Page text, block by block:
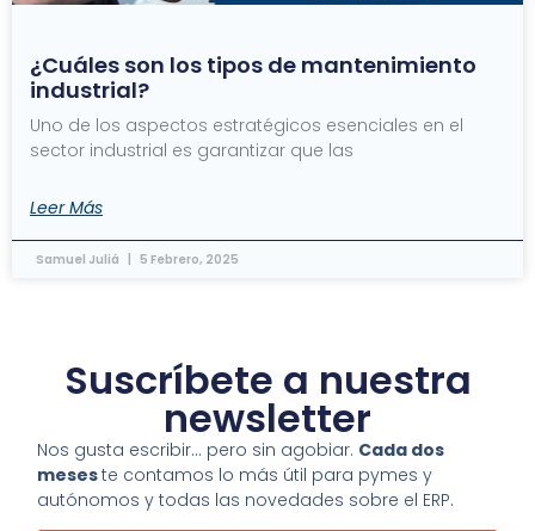
¿Cuáles son los tipos de mantenimiento
industrial?
Uno de los aspectos estratégicos esenciales en el
sector industrial es garantizar que las
Leer Más
Samuel Juliá 5 Febrero, 2025
Suscríbete a nuestra
newsletter
Nos gusta escribir… pero sin agobiar. Cada dos
meseste contamos lo más útil para pymes y
autónomos y todas las novedades sobre el ERP.